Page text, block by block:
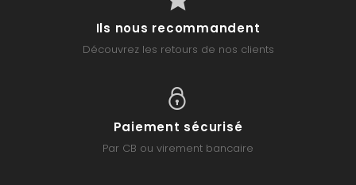
Ils nous recommandent
Découvrez les retours de nos clients
Paiement sécurisé
Par CB ou virement bancaire